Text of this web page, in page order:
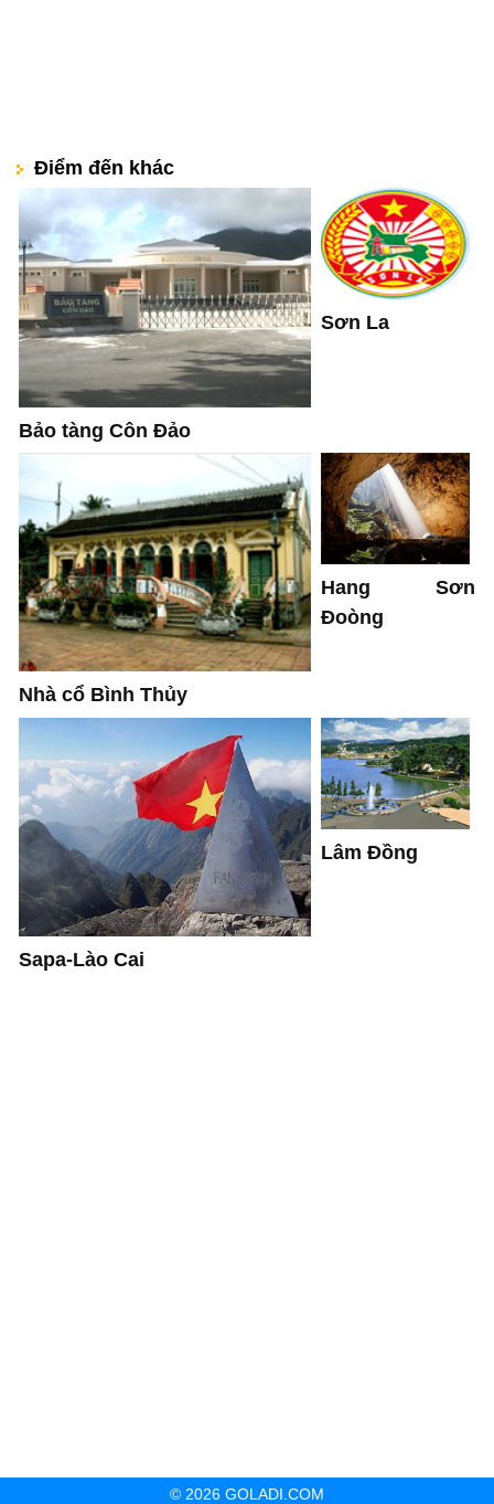
Điểm đến khác
Bảo tàng Côn Đảo
Sơn La
Nhà cổ Bình Thủy
Hang Sơn
Đoòng
Sapa-Lào Cai
Lâm Đồng
© 2026 GOLADI.COM